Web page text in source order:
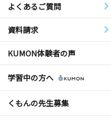
よくあるご質問
資料請求
KUMON体験者の声
学習中の方へ
くもんの先生募集